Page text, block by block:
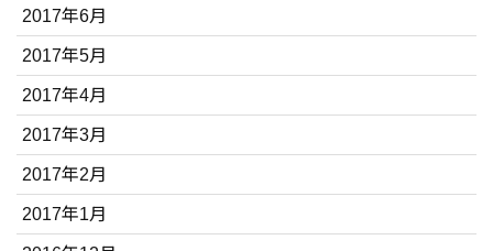
2017年6月
2017年5月
2017年4月
2017年3月
2017年2月
2017年1月